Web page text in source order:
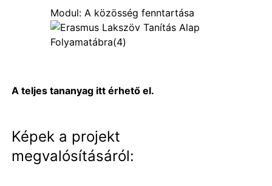
Modul: A közösség fenntartása
A teljes tananyag itt érhető el.
Képek a projekt
megvalósításáról: